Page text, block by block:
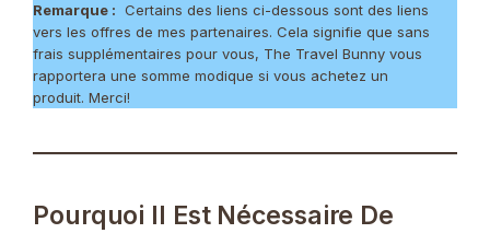
Remarque : Certains des liens ci-dessous sont des liens
vers les offres de mes partenaires. Cela signifie que sans
frais supplémentaires pour vous, The Travel Bunny vous
rapportera une somme modique si vous achetez un
produit. Merci!
Pourquoi Il Est Nécessaire De